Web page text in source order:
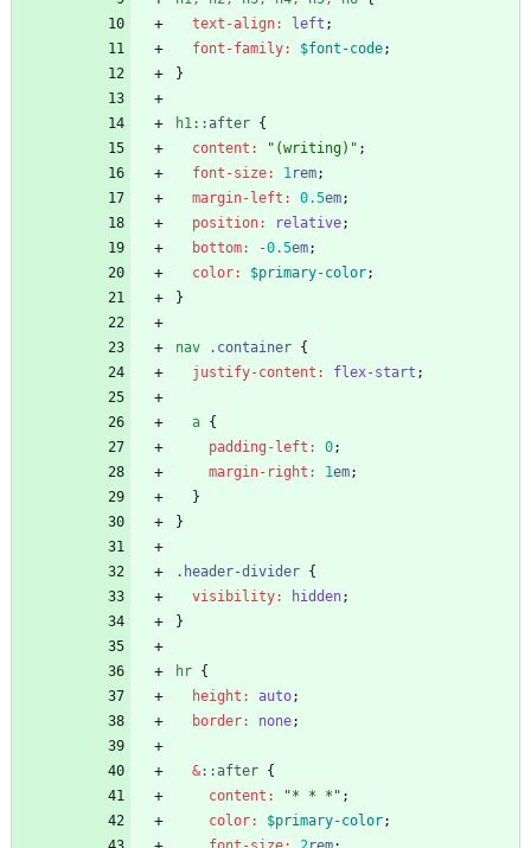
text-align: left ;
font-family: $font-code;
}
h1: : after {
content : " (writing) " ;
font-size: 1rem;
margin-left : 0.5em;
position: relative;
bottom: -0.5em;
color: $primary-color;
}
nav . container {
justify-content : flex-start ;
a {
padding-left : 0;
margin-right : 1em;
}
}
. header-divider {
visibility: hidden;
}
hr {
height : auto;
border: none;
&: : after {
content : "* * * " ;
color: $primary-color;